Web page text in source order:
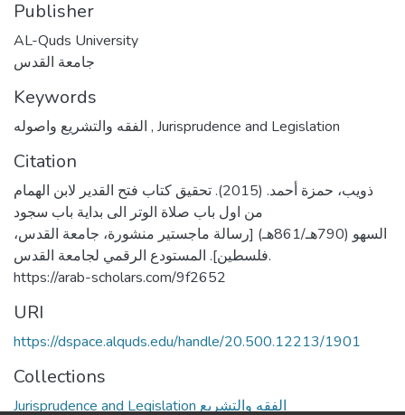
Publisher
AL-Quds University
جامعة القدس
Keywords
, Jurisprudence and Legislation
Citation
ذويب، حمزة أحمد. (2015). تحقيق كتاب فتح القدير لابن الهمام
من اول باب صلاة الوتر الى بداية باب سجود
السهو (790هـ/861هـ) [رسالة ماجستير منشورة، جامعة القدس،
فلسطين]. المستودع الرقمي لجامعة القدس.
https://arab-scholars.com/9f2652
URI
https://dspace.alquds.edu/handle/20.500.12213/1901
Collections
Jurisprudence and Legislation الفقه والتشريع